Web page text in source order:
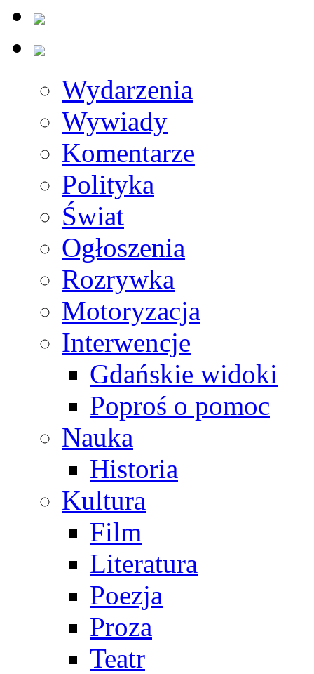
Wydarzenia
Wywiady
Komentarze
Polityka
Świat
Ogłoszenia
Rozrywka
Motoryzacja
Interwencje
Gdańskie widoki
Poproś o pomoc
Nauka
Historia
Kultura
Film
Literatura
Poezja
Proza
Teatr